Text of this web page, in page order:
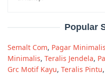
Popular
Semalt Com, Pagar Minimalis
Minimalis, Teralis Jendela,
Grc Motif Kayu, Teralis Pintu,